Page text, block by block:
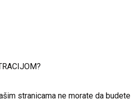
stranicama ne morate da budete